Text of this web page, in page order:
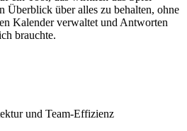
Überblick über alles zu behalten, ohne
Kalender verwaltet und Antworten
brauchte.
und Team-Effizienz